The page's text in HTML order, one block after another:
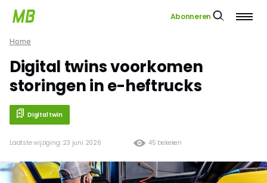
Abonneren
Home
Digital twins voorkomen
storingen in e-heftrucks
Digital twin
45 bekeken
Laatste wijziging: 23 juni 2026